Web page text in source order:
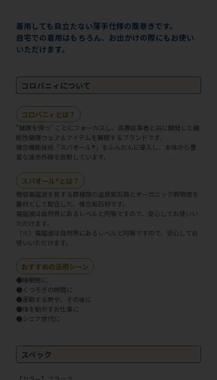
着用しても目立たない薄手仕様の腹巻きです。
自宅での着用はもちろん、お出かけの際にもお使い
いただけます。
コロバニィについて
コロバニィとは？
"健康を保つ" ことにフォーカスし、医療従事者と共に開発した機
能性健康ウェア＆アイテムを展開するブランドです。
複合機能技術「スパオール®」をふんだんに導入し、本体から豊
富な遠赤外線を放射しています。
スパオール®とは？
微弱電磁波を発する数種類の温泉鉱石類とオーガニック穀物炭を
基材として配合した、複合鉱石粉です。
電磁波は自然界にあるレベルと同等ですので、安心してお使いい
ただけます。
（※）電磁波は自然界にあるレベルと同等ですので、安心してお
使いいただけます。
おすすめの活用シーン
●睡眠時に
●くつろぎの時間に
●運動する時や、その後に
●体を動かすお仕事に
●シニア世代に
スペック